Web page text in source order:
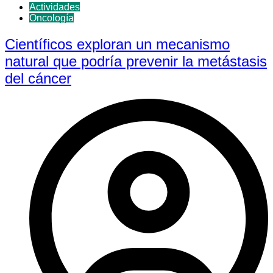
Actividades
Oncología
Científicos exploran un mecanismo
natural que podría prevenir la metástasis
del cáncer